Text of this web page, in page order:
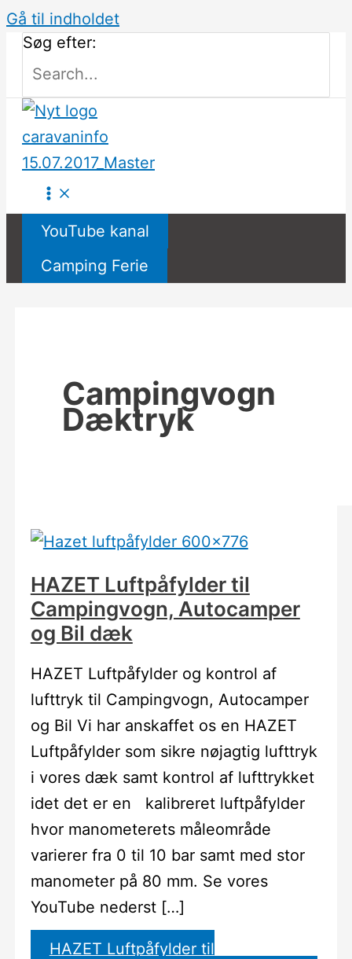
Gå til indholdet
Søg efter:
YouTube kanal
Camping Ferie
Campingvogn
Dæktryk
HAZET Luftpåfylder til
Campingvogn, Autocamper
og Bil dæk
HAZET Luftpåfylder og kontrol af
lufttryk til Campingvogn, Autocamper
og Bil Vi har anskaffet os en HAZET
Luftpåfylder som sikre nøjagtig lufttryk
i vores dæk samt kontrol af lufttrykket
idet det er en kalibreret luftpåfylder
hvor manometerets måleområde
varierer fra 0 til 10 bar samt med stor
manometer på 80 mm. Se vores
YouTube nederst […]
HAZET Luftpåfylder til